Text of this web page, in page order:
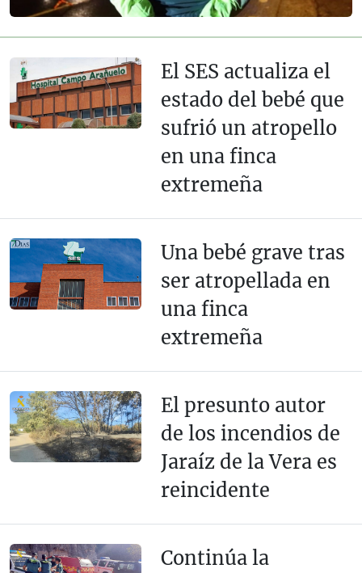
El SES actualiza el
estado del bebé que
sufrió un atropello
en una finca
extremeña
Una bebé grave tras
ser atropellada en
una finca
extremeña
El presunto autor
de los incendios de
Jaraíz de la Vera es
reincidente
Continúa la